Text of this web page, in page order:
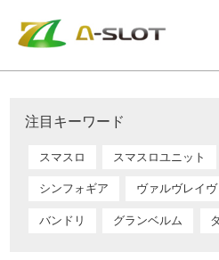
注目キーワード
スマスロ スマスロユニット
シンフォギア ヴァルヴレイヴ
バンドリ グランベルム